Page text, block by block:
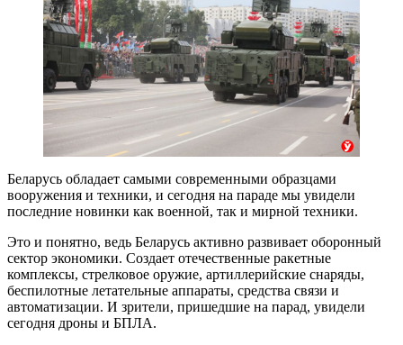
Беларусь обладает самыми современными образцами
вооружения и техники, и сегодня на параде мы увидели
последние новинки как военной, так и мирной техники.
Это и понятно, ведь Беларусь активно развивает оборонный
сектор экономики. Создает отечественные ракетные
комплексы, стрелковое оружие, артиллерийские снаряды,
беспилотные летательные аппараты, средства связи и
автоматизации. И зрители, пришедшие на парад, увидели
сегодня дроны и БПЛА.